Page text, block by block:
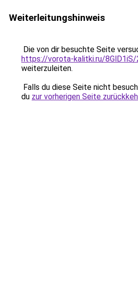
Weiterleitungshinweis
Die von dir besuchte Seite
https://vorota-kalitki.ru/8GlD1iS/
weiterzuleiten.
Falls du diese Seite nicht
du zur vorherigen Seite